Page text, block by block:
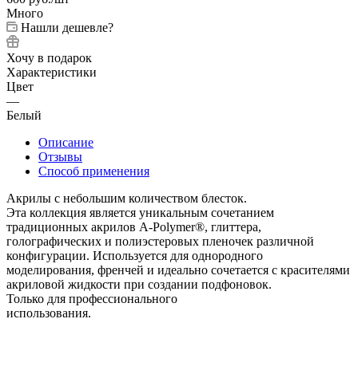
Много
Нашли дешевле?
Хочу в подарок
Характеристики
Цвет
—
Белый
Описание
Отзывы
Способ применения
Акрилы с небольшим количеством блесток.
Эта коллекция является уникальным сочетанием
традиционных акрилов A-Polymer®, глиттера,
голографических и полиэстеровых пленочек различной
конфигурации. Используется для однородного
моделирования, френчей и идеально сочетается с красителями
акриловой жидкости при создании подфоновок.
Только для профессионального
использования.